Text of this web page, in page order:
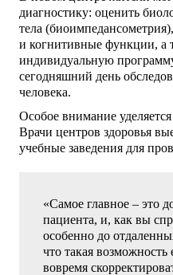
диагностику: оценить
тела
и когнитивные функции, а
индивидуальную
сегодняшний день
человека.
Особое внимание
Врачи центров здоровья
учебные заведения для
«Самое главное – это
пациента, и, как вы
особенно до
что такая
вовремя